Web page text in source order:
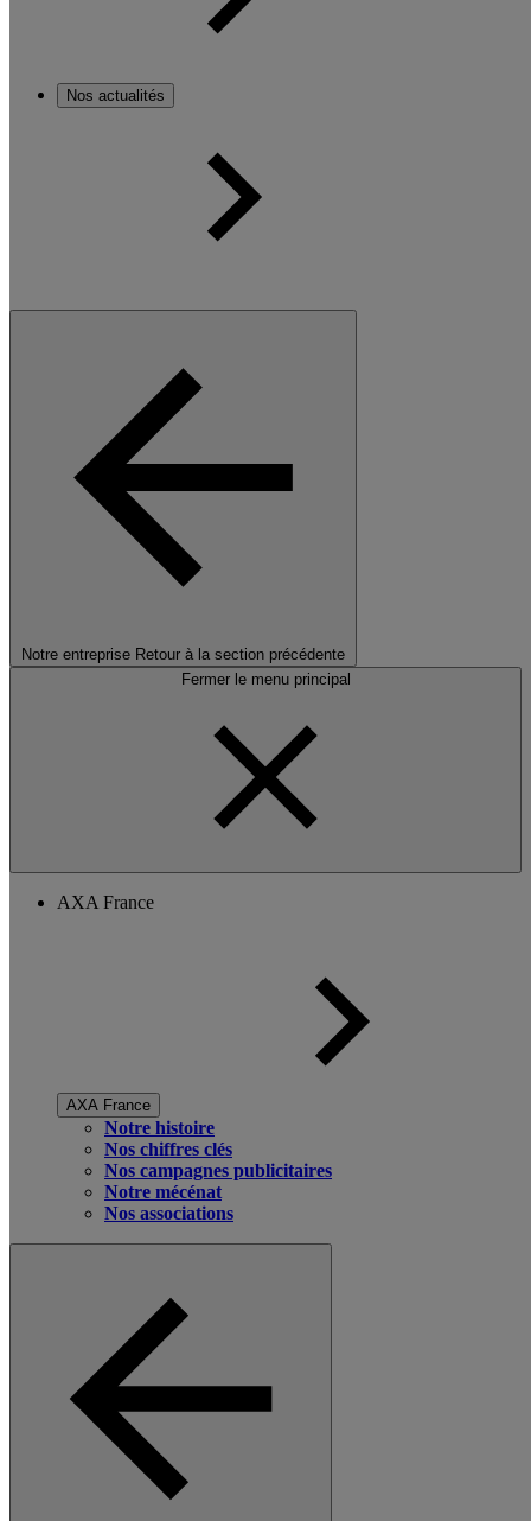
Nos actualités
Notre entreprise Retour à la section précédente
Fermer le menu principal
AXA France
AXA France
Notre histoire
Nos chiffres clés
Nos campagnes publicitaires
Notre mécénat
Nos associations